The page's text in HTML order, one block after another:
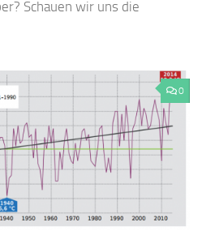
Schauen wir uns die
0